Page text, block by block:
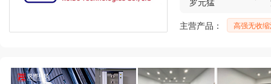
主营产品：
高强无收